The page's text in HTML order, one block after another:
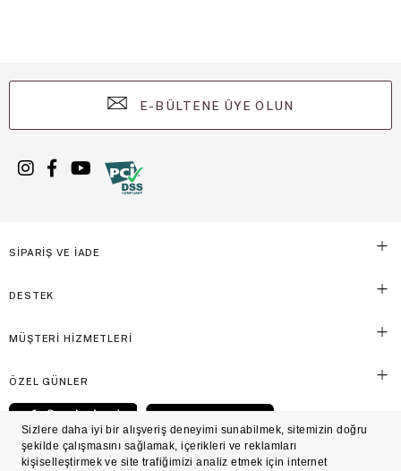
E-BÜLTENE ÜYE OLUN
SİPARİŞ VE İADE
DESTEK
MÜŞTERİ HİZMETLERİ
ÖZEL GÜNLER